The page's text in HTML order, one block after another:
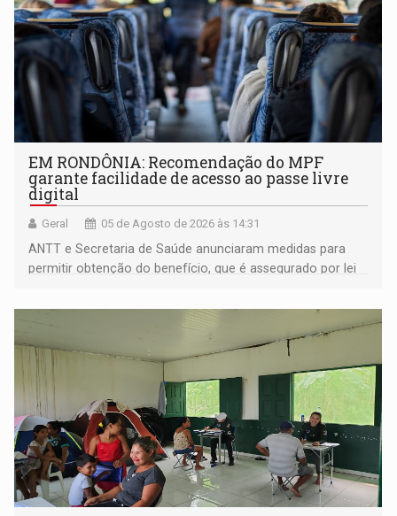
EM RONDÔNIA: Recomendação do MPF
garante facilidade de acesso ao passe livre
digital
Geral 05 de Agosto de 2026 às 14:31
ANTT e Secretaria de Saúde anunciaram medidas para
permitir obtenção do benefício, que é assegurado por lei